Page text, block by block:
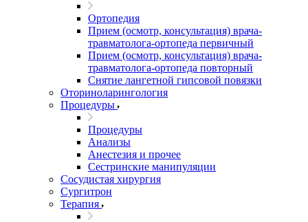
Ортопедия
Прием (осмотр, консультация) врача-
травматолога-ортопеда первичный
Прием (осмотр, консультация) врача-
травматолога-ортопеда повторный
Снятие лангетной гипсовой повязки
Оториноларингология
Процедуры
Процедуры
Анализы
Анестезия и прочее
Сестринские манипуляции
Сосудистая хирургия
Сургитрон
Терапия